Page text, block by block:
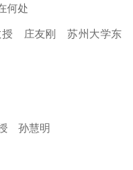
何处
授 庄友刚 苏州大学东
孙慧明